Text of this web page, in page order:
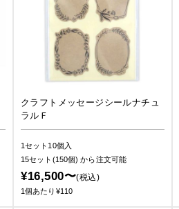
クラフトメッセージシールナチュ
ラルＦ
1セット10個入
15セット(150個)から注文可能
¥16,500〜(税込)
1個あたり¥110